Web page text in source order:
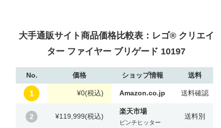
大手通販サイト商品価格比較表：レゴ® クリエイ
ター ファイヤー ブリゲード 10197
No. 価格 ショップ情報 送料
1 ¥0(税込) Amazon.co.jp 送料確認
2 ¥119,999(税込)
楽天市場
ピンチヒッター
送料別